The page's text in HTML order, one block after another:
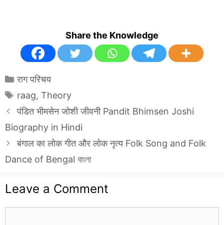
Share the Knowledge
Categories
राग परिचय
Tags
raag, Theory
पंडित भीमसेन जोशी जीवनी Pandit Bhimsen Joshi
Biography in Hindi
बंगाल का लोक गीत और लोक नृत्य Folk Song and Folk
Dance of Bengal বাংলা
Leave a Comment